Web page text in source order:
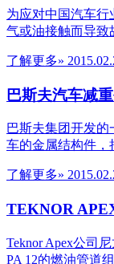
为应对中国汽车行
气或油接触而导致
了解更多»
巴斯夫汽车减
巴斯夫集团开发的
车的金属结构件，
了解更多»
TEKNOR
Teknor Apex公司
PA 12的燃油管道